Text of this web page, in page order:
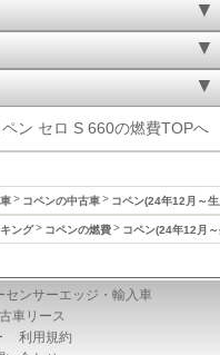
ン セロ S 660の燃費TOPへ
コペンの中古車 コペン(24年12月～
ング コペンの燃費 コペン(24年12月
センサーエッジ・輸入車
車リース
利用規約